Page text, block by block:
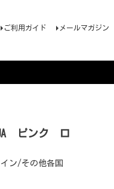
ご利用ガイド メールマガジン
ピンク ロ
ン/その他各国